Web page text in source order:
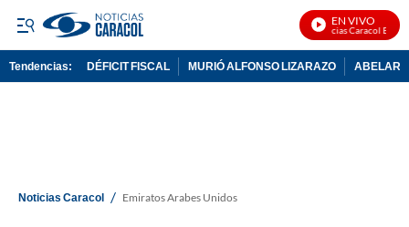
EN VIVO
Noticias Caracol En Vivo
Tendencias: DÉFICIT FISCAL MURIÓ ALFONSO LIZARAZO
Noticias Caracol / Emiratos Arabes Unidos